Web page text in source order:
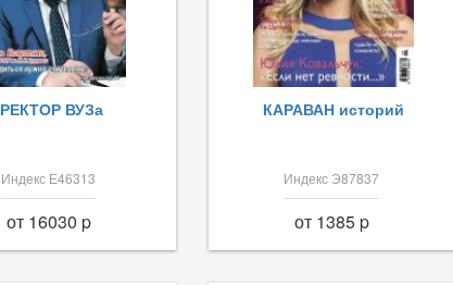
РЕКТОР ВУЗа
Индекс Е46313
от 16030 p
КАРАВАН историй
Индекс Э87837
от 1385 p